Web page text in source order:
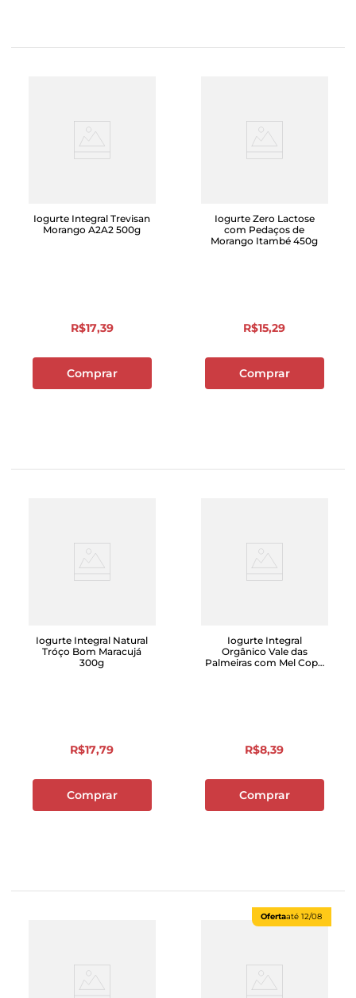
Iogurte Integral Trevisan
Morango A2A2 500g
R$17,39
Comprar
Iogurte Zero Lactose
com Pedaços de
Morango Itambé 450g
R$15,29
Comprar
Iogurte Integral Natural
Tróço Bom Maracujá
300g
R$17,79
Comprar
Iogurte Integral
Orgânico Vale das
Palmeiras com Mel Copo
R$8,39
Comprar
Ofertaaté 12/08